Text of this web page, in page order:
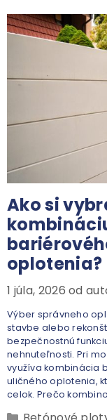
Ako si
oplotenia?
1 júla, 2026 od
Výber správneho
stavbe alebo
bezpečnostnú
nehnuteľnosti. Pri
využíva kombinácia
uličného oplotenia,
celok. Prečo